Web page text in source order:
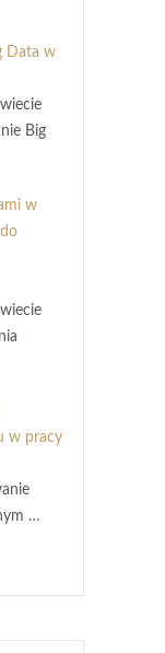
Data w
Big
w
w pracy
…